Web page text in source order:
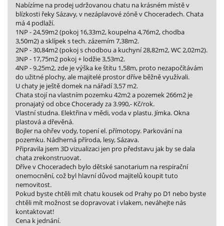
Nabízíme na prodej udržovanou chatu na krásném místě v
blízkosti řeky Sázavy, v nezáplavové zóně v Choceradech. Chata
má 4 podlaží.
1NP - 24,59m2 (pokoj 16,33m2, koupelna 4,76m2, chodba
3,50m2) a sklípek s tech. zázemím 7,38m2.
2NP - 30,84m2 (pokoj s chodbou a kuchyní 28,82m2, WC 2,02m2).
3NP - 17,75m2 pokoj + lodžie 3,53m2.
4NP - 9,25m2, zde je výška ke štítu 1,58m, proto nezapočítávám
do užitné plochy, ale majitelé prostor dříve běžně využívali.
U chaty je ještě domek na nářadí 3,57 m2.
Chata stojí na vlastním pozemku 42m2 a pozemek 266m2 je
pronajatý od obce Chocerady za 3.990,- Kč/rok.
Vlastní studna. Elektřina v mědi, voda v plastu. Jímka. Okna
plastová a dřevěná.
Bojler na ohřev vody, topení el. přímotopy. Parkování na
pozemku. Nádherná příroda, lesy, Sázava.
Připravila jsem 3D vizualizaci jen pro představu jak by se dala
chata zrekonstruovat.
Dříve v Choceradech bylo dětské sanotarium na respirační
onemocnění, což byl hlavní důvod majitelů koupit tuto
nemovitost.
Pokud byste chtěli mít chatu kousek od Prahy po D1 nebo byste
chtěli mít možnost se dopravovat i vlakem, neváhejte nás
kontaktovat!
Cena k jednání.